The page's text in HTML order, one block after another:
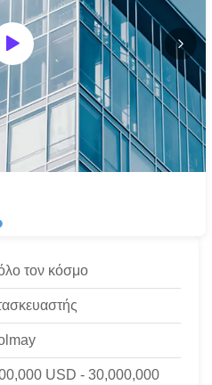
τον κόσμο
USD - 30,000,000